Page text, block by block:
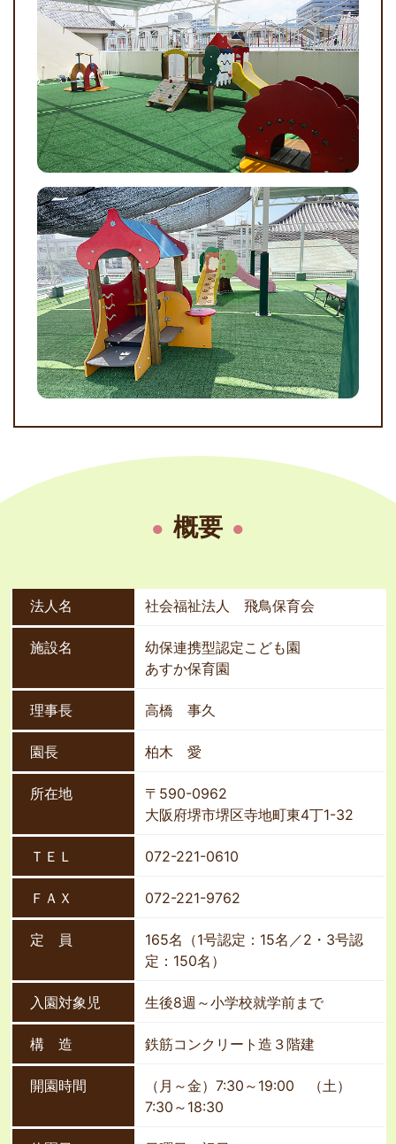
概要
法人名 社会福祉法人 飛鳥保育会
施設名
幼保連携型認定こども園
あすか保育園
理事長 高橋 事久
園長 柏木 愛
所在地
〒590-0962
大阪府堺市堺区寺地町東4丁1-32
ＴＥＬ 072-221-0610
ＦＡＸ 072-221-9762
定 員
165名（1号認定：15名／2・3号認
定：150名）
入園対象児 生後8週～小学校就学前まで
構 造 鉄筋コンクリート造３階建
開園時間
（月～金）7:30～19:00 （土）
7:30～18:30